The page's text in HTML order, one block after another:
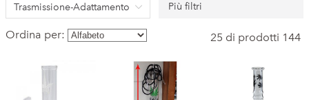
Trasmissione-Adattamento
Più filtri
Ordina per: 25 di prodotti 144